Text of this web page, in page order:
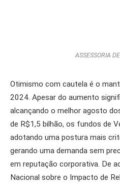
ASSESSORIA
Otimismo com cautela é o
2024. Apesar do aumento
alcançando o melhor agosto
de R$1,5 bilhão, os fundos de
adotando uma postura mais
gerando uma demanda sem
em reputação corporativa. De
Nacional sobre o Impacto de